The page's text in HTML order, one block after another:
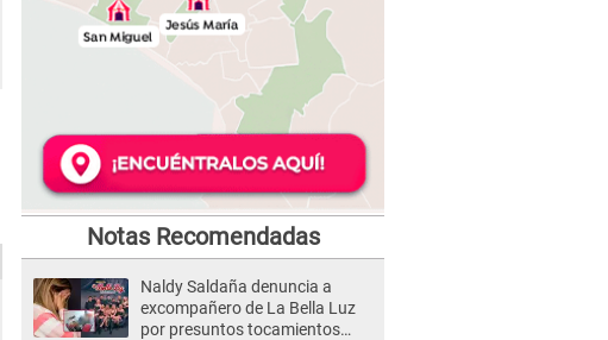
Notas Recomendadas
Naldy Saldaña denuncia a
excompañero de La Bella Luz
por presuntos tocamientos